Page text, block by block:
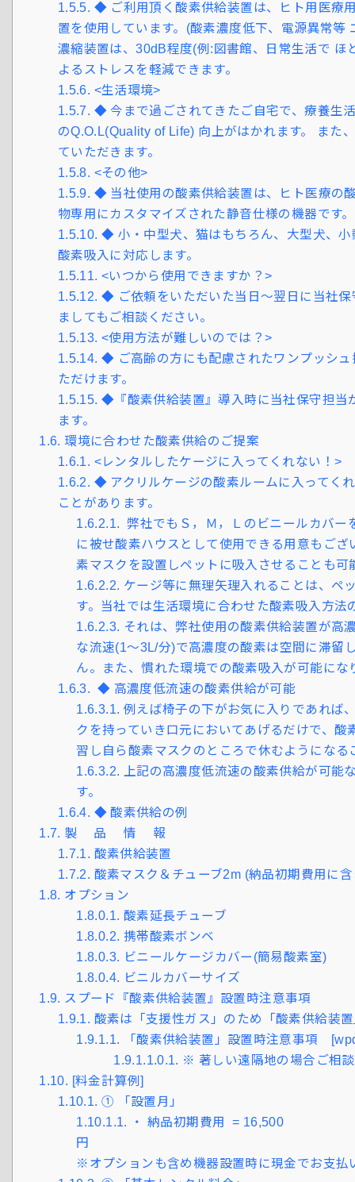
1.5.5. ◆ ご利用頂く酸素供給装置は、ヒト用医療
置を使用しています。(酸素濃度低下、電源異常
濃縮装置は、30dB程度(例:図書館、日常生活で
よるストレスを軽減できます。
1.5.6. <生活環境>
1.5.7. ◆ 今まで過ごされてきたご自宅で、療養生
のQ.O.L(Quality of Life) 向上がはかれます。 また
ていただきます。
1.5.8. <その他>
1.5.9. ◆ 当社使用の酸素供給装置は、ヒト医療の
物専用にカスタマイズされた静音仕様の機器です。
1.5.10. ◆ 小・中型犬、猫はもちろん、大型犬、
酸素吸入に対応します。
1.5.11. <いつから使用できますか？>
1.5.12. ◆ ご依頼をいただいた当日～翌日に当社
ましてもご相談ください。
1.5.13. <使用方法が難しいのでは？>
1.5.14. ◆ ご高齢の方にも配慮されたワンプッシ
ただけます。
1.5.15. ◆『酸素供給装置』導入時に当社保守担当
ます。
1.6. 環境に合わせた酸素供給のご提案
1.6.1. <レンタルしたケージに入ってくれない！>
1.6.2. ◆ アクリルケージの酸素ルームに入ってく
ことがあります。
1.6.2.1. 弊社でもＳ，Ｍ，Ｌのビニールカバ
に被せ酸素ハウスとして使用できる用意もご
素マスクを設置しペットに吸入させることも可
1.6.2.2. ケージ等に無理矢理入れることは、ペ
す。当社では生活環境に合わせた酸素吸入方法
1.6.2.3. それは、弊社使用の酸素供給装置が高
な流速(1～3L/分)で高濃度の酸素は空間に滞留
ん。また、慣れた環境での酸素吸入が可能に
1.6.3. ◆ 高濃度低流速の酸素供給が可能
1.6.3.1. 例えば椅子の下がお気に入りであれば
クを持っていき口元においてあげるだけで、
習し自ら酸素マスクのところで休むようになる
1.6.3.2. 上記の高濃度低流速の酸素供給が可能
す。
1.6.4. ◆ 酸素供給の例
1.7. 製 品 情 報
1.7.1. 酸素供給装置
1.7.2. 酸素マスク＆チューブ2m (納品初期費用に
1.8. オプション
1.8.0.1. 酸素延長チューブ
1.8.0.2. 携帯酸素ボンベ
1.8.0.3. ビニールケージカバー(簡易酸素室)
1.8.0.4. ビニルカバーサイズ
1.9. スプード『酸素供給装置』設置時注意事項
1.9.1. 酸素は「支援性ガス」のため「酸素供給装
1.9.1.1. 「酸素供給装置」設置時注意事項
1.9.1.1.0.1. ※ 著しい遠隔地の場合ご相
1.10. [料金計算例]
1.10.1. ① 「設置月」
1.10.1.1.
・ 納品初期費用 = 16,500
※オプションも含め機器設置時に現金でお支払